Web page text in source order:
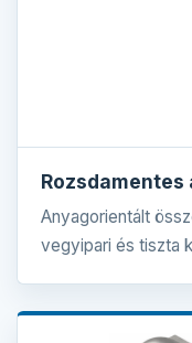
Anyagorientált
vegyipari és tiszta